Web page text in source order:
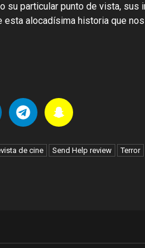
su particular punto de vista,
alocadísima historia que
de cine Send Help review Terror